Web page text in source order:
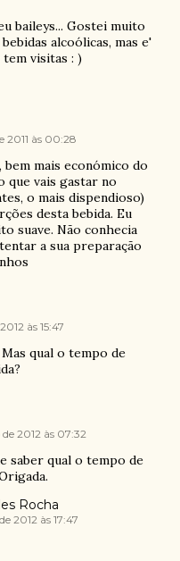
baileys... Gostei muito
alcoólicas, mas e'
visitas : )
2011 às 00:28
mais económico do
que vais gastar no
o mais dispendioso)
desta bebida. Eu
suave. Não conhecia
a sua preparação
às 15:47
qual o tempo de
2012 às 07:32
saber qual o tempo de
Rocha
2012 às 17:47